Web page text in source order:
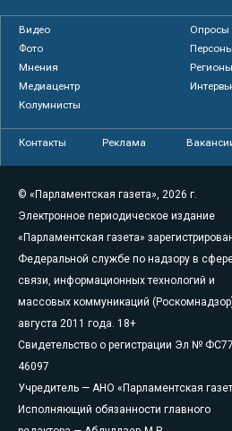
Видео
Опросы
Фото
Персоны
Мнения
Регионы
Медиацентр
Колумнисты
Контакты Реклама
© «Парламентская газета», 2026 г.
Электронное периодическое издание
«Парламентская газета»
Федеральной службе по надзору в
связи, информационных технологий и
массовых коммуникаций
августа 2011 года. 18+
Свидетельство о регистрации Эл №
46097
Учредитель — АНО «Парламентская
Исполняющий обязанности главного